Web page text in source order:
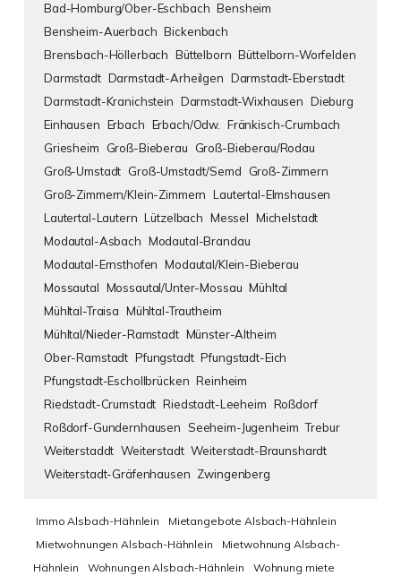
Bad-Homburg/Ober-Eschbach Bensheim
Bensheim-Auerbach Bickenbach
Brensbach-Höllerbach Büttelborn Büttelborn-Worfelden
Darmstadt Darmstadt-Arheilgen Darmstadt-Eberstadt
Darmstadt-Kranichstein Darmstadt-Wixhausen Dieburg
Einhausen Erbach Erbach/Odw.
Fränkisch-Crumbach
Griesheim
Groß-Bieberau
Groß-Bieberau/Rodau
Groß-Umstadt Groß-Umstadt/Semd
Groß-Zimmern
Groß-Zimmern/Klein-Zimmern Lautertal-Elmshausen
Lautertal-Lautern Lützelbach Messel Michelstadt
Modautal-Asbach Modautal-Brandau
Modautal-Ernsthofen Modautal/Klein-Bieberau
Mossautal Mossautal/Unter-Mossau Mühltal
Mühltal-Traisa Mühltal-Trautheim
Mühltal/Nieder-Ramstadt Münster-Altheim
Ober-Ramstadt Pfungstadt Pfungstadt-Eich
Pfungstadt-Eschollbrücken Reinheim
Riedstadt-Crumstadt Riedstadt-Leeheim Roßdorf
Roßdorf-Gundernhausen Seeheim-Jugenheim Trebur
Weiterstaddt Weiterstadt Weiterstadt-Braunshardt
Weiterstadt-Gräfenhausen Zwingenberg
Immo Alsbach-Hähnlein
Mietangebote Alsbach-Hähnlein
Mietwohnungen Alsbach-Hähnlein
Mietwohnung Alsbach-
Hähnlein
Wohnungen Alsbach-Hähnlein
Wohnung miete